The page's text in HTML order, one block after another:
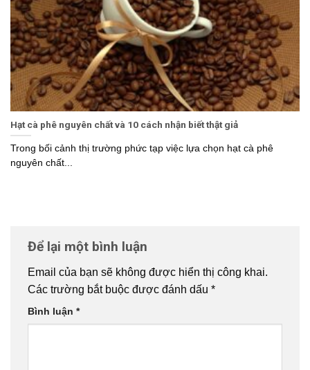
Hạt cà phê nguyên chất và 10 cách nhận biết thật giả
Trong bối cảnh thị trường phức tạp việc lựa chọn hạt cà phê
nguyên chất...
Để lại một bình luận
Email của bạn sẽ không được hiển thị công khai.
Các trường bắt buộc được đánh dấu *
Bình luận *